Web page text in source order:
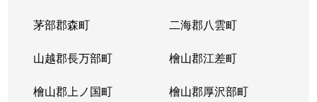
茅部郡森町 二海郡八雲町
山越郡長万部町 檜山郡江差町
檜山郡上ノ国町 檜山郡厚沢部町